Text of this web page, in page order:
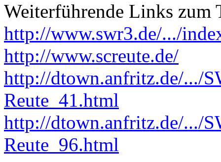
Weiterführende Links zum
http://www.swr3.de/.../
http://www.screute.de/
http://dtown.anfritz.de/.../
Reute_41.html
http://dtown.anfritz.de/.../
Reute_96.html